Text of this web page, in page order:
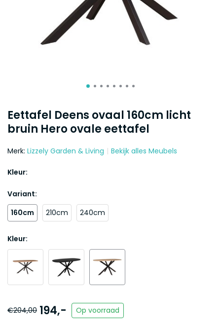
Eettafel Deens ovaal 160cm licht
bruin Hero ovale eettafel
Merk: Lizzely Garden & Living Bekijk alles Meubels
Kleur:
Variant:
160cm
210cm 240cm
Kleur:
€204,00 194,- Op voorraad